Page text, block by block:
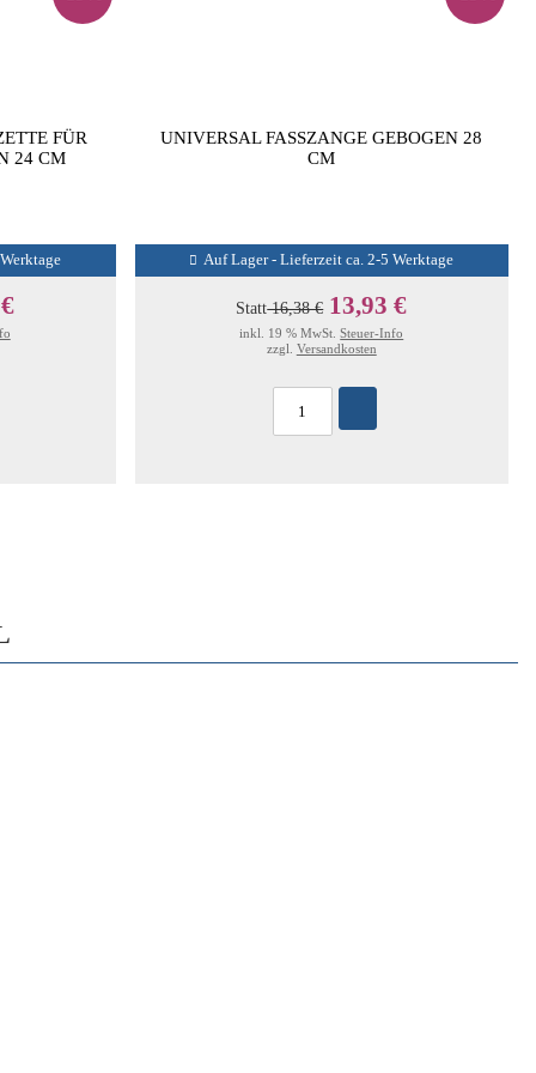
FÜR
24 CM
UNIVERSAL FASSZANGE GEBOGEN 28
CM
Auf Lager - Lieferzeit ca. 2-5 Werktage
Statt16,38 € 13,93 €
inkl. 19 % MwSt.Steuer-Info
zzgl. Versandkosten